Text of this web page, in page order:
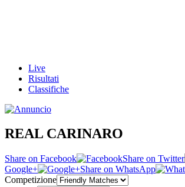
Live
Risultati
Classifiche
REAL CARINARO
Share on Facebook Share on Twitter
Google+
Share on WhatsApp
Competizione